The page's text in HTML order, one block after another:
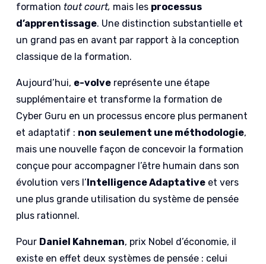
formationtout court, mais les processus
d’apprentissage. Une distinction substantielle et
un grand pas en avant par rapport à la conception
classique de la formation.
Aujourd’hui, e-volve représente une étape
supplémentaire et transforme la formation de
Cyber Guru en un processus encore plus permanent
et adaptatif : non seulement une méthodologie,
mais une nouvelle façon de concevoir la formation
conçue pour accompagner l’être humain dans son
évolution vers l’Intelligence Adaptative et vers
une plus grande utilisation du système de pensée
plus rationnel.
Pour Daniel Kahneman, prix Nobel d’économie, il
existe en effet deux systèmes de pensée : celui